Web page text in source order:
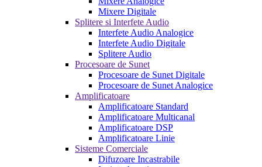
Mixere Digitale
Splitere si Interfete Audio
Interfete Audio Analogice
Interfete Audio Digitale
Splitere Audio
Procesoare de Sunet
Procesoare de Sunet Digitale
Procesoare de Sunet Analogice
Amplificatoare
Amplificatoare Standard
Amplificatoare Multicanal
Amplificatoare DSP
Amplificatoare Linie
Sisteme Comerciale
Difuzoare Incastrabile